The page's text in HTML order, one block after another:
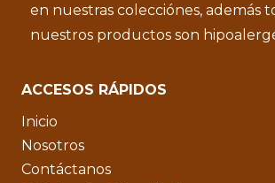
en nuestras colecciónes, además
nuestros productos son
ACCESOS RÁPIDOS
Inicio
Nosotros
Contáctanos